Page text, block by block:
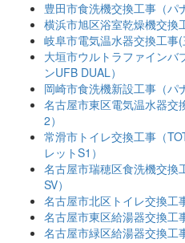
豊田市食洗機交換工事（パ
横浜市旭区浴室乾燥機交換
岐阜市電気温水器交換工事
大垣市ウルトラファインバ
ンUFB DUAL）
岡崎市食洗機新設工事（パ
名古屋市東区電気温水器交
2）
常滑市トイレ交換工事（
レットS1）
名古屋市瑞穂区食洗機交換
SV）
名古屋市北区トイレ交換工
名古屋市東区給湯器交換工
名古屋市緑区給湯器交換工